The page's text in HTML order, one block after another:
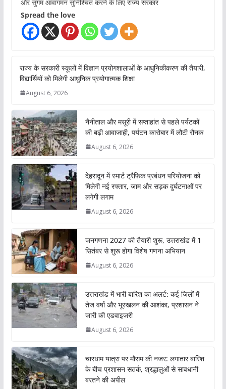
और सुगम आवागमन सुनिश्चित करने के लिए राज्य सरकार
Spread the love
राज्य के सरकारी स्कूलों में विज्ञान प्रयोगशालाओं के आधुनिकीकरण की तैयारी,
विद्यार्थियों को मिलेगी आधुनिक प्रयोगात्मक शिक्षा
August 6, 2026
नैनीताल और मसूरी में सप्ताहांत से पहले पर्यटकों
की बढ़ी आवाजाही, पर्यटन कारोबार में लौटी रौनक
August 6, 2026
देहरादून में स्मार्ट ट्रैफिक प्रबंधन परियोजना को
मिलेगी नई रफ्तार, जाम और सड़क दुर्घटनाओं पर
लगेगी लगाम
August 6, 2026
जनगणना 2027 की तैयारी शुरू, उत्तराखंड में 1
सितंबर से शुरू होगा विशेष गणना अभियान
August 6, 2026
उत्तराखंड में भारी बारिश का अलर्ट: कई जिलों में
तेज वर्षा और भूस्खलन की आशंका, प्रशासन ने
जारी की एडवाइजरी
August 6, 2026
चारधाम यात्रा पर मौसम की नजर: लगातार बारिश
के बीच प्रशासन सतर्क, श्रद्धालुओं से सावधानी
बरतने की अपील